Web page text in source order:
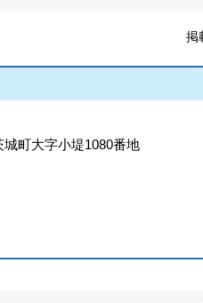
掲
町大字小堤1080番地